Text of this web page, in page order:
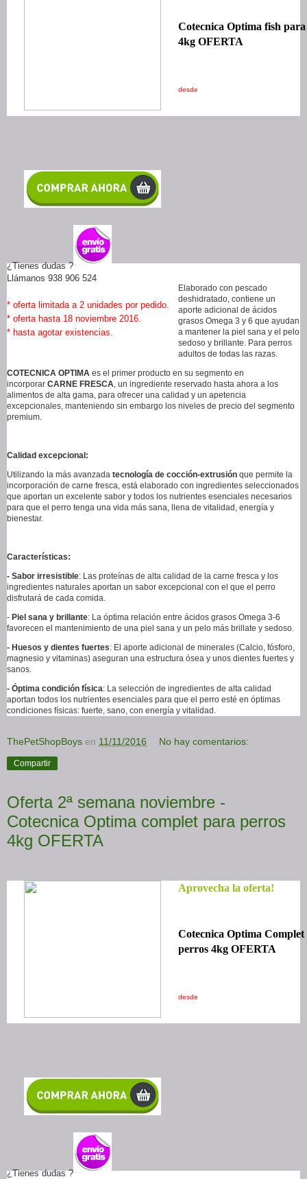
Cotecnica Optima fish
4kg OFERTA
desde
¿Tienes dudas ?
Llámanos 938 906 524
* oferta limitada a 2 unidades por pedido.
* oferta hasta 18 noviembre 2016.
* hasta agotar existencias.
Elaborado con pescado
deshidratado, contiene un
aporte adicional de ácidos
grasos Omega 3 y 6 que ayudan
a mantener la piel sana y el pelo
sedoso y brillante. Para perros
adultos de todas las razas.
COTECNICA OPTIMA es el primer producto en su segmento en
incorporar CARNE FRESCA, un ingrediente reservado hasta ahora a los
alimentos de alta gama, para ofrecer una calidad y un apetencia
excepcionales, manteniendo sin embargo los niveles de precio del segmento
premium.
Calidad excepcional:
Utilizando la más avanzada tecnología de cocción-extrusión que permite la
incorporación de carne fresca, está elaborado con ingredientes seleccionados
que aportan un excelente sabor y todos los nutrientes esenciales necesarios
para que el perro tenga una vida más sana, llena de vitalidad, energía y
bienestar.
Características:
- Sabor irresistible: Las proteínas de alta calidad de la carne fresca y los
ingredientes naturales aportan un sabor excepcional con el que el perro
disfrutará de cada comida.
- Piel sana y brillante: La óptima relación entre ácidos grasos Omega 3-6
favorecen el mantenimiento de una piel sana y un pelo más brillate y sedoso.
- Huesos y dientes fuertes: El aporte adicional de minerales (Calcio, fósforo,
magnesio y vitaminas) aseguran una estructura ósea y unos dientes fuertes y
sanos.
- Óptima condición física: La selección de ingredientes de alta calidad
aportan todos los nutrientes esenciales para que el perro esté en óptimas
condiciones físicas: fuerte, sano, con energía y vitalidad.
ThePetShopBoys en 11/11/2016 No hay comentarios:
Compartir
Oferta 2ª semana noviembre -
Cotecnica Optima complet para perros
4kg OFERTA
Aprovecha la oferta!
Cotecnica Optima
perros 4kg OFERTA
desde
¿Tienes dudas ?